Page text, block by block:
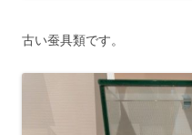
古い蚕具類です。